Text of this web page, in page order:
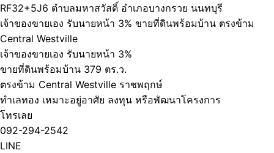
RF32+5J6 ตำบลมหาสวัสดิ์ อำเภอบางกรวย นนทบุรี
เจ้าของขายเอง รับนายหน้า 3% ขายที่ดินพร้อมบ้าน ตรงข้าม
Central Westville
เจ้าของขายเอง รับนายหน้า 3%
ขายที่ดินพร้อมบ้าน 379 ตร.ว.
ตรงข้าม Central Westville ราชพฤกษ์
ทำเลทอง เหมาะอยู่อาศัย ลงทุน หรือพัฒนาโครงการ
โทรเลย
092-294-2542
LINE